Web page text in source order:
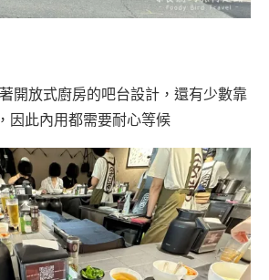
開放式廚房的吧台設計，還有少數靠
因此內用都需要耐心等候